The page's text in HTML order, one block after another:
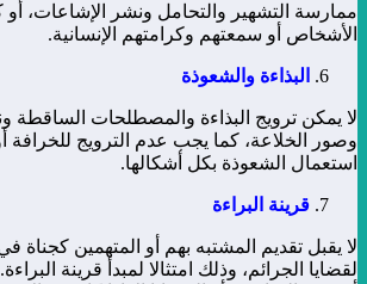
ممارسة التشهير والتحامل ونشر الإشاعات،
الأشخاص أو سمعتهم وكرامتهم الإنسانية.
البذاءة والشعوذة
لا يمكن ترويج البذاءة والمصطلحات الساقطة
وصور الخلاعة، كما يجب عدم الترويج للخرافة
استعمال الشعوذة بكل أشكالها.
قرينة البراءة
لا يقبل تقديم المشتبه بهم أو المتهمين كجناة
لقضايا الجرائم، وذلك امتثالا لمبدأ قرينة